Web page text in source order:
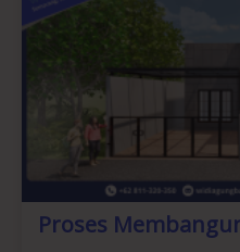
Proses